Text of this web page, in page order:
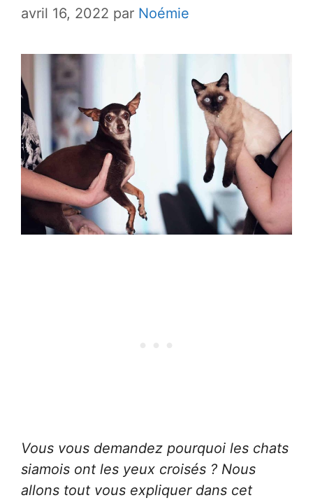
avril 16, 2022 par Noémie
Vous vous demandez pourquoi les chats
siamois ont les yeux croisés ? Nous
allons tout vous expliquer dans cet